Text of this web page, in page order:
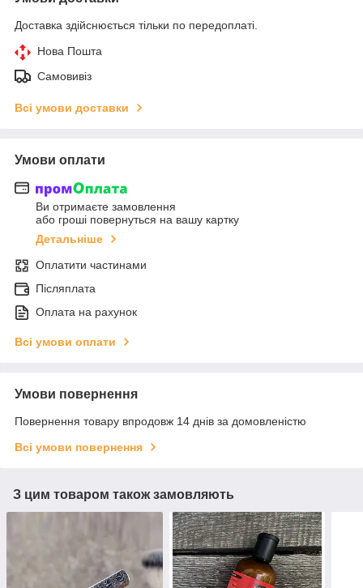
Доставка здійснюється тільки по передоплаті.
Нова Пошта
Самовивіз
Всі умови доставки
Умови оплати
Ви отримаєте замовлення
або гроші повернуться на вашу картку
Детальніше
Оплатити частинами
Післяплата
Оплата на рахунок
Всі умови оплати
Умови повернення
Повернення товару впродовж 14 днів за домовленістю
Всі умови повернення
З цим товаром також замовляють